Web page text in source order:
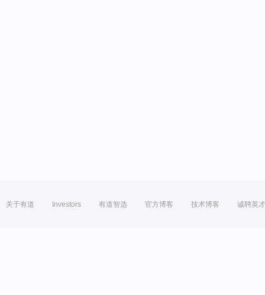
关于有道 Investors 有道智选 官方博客 技术博客 诚聘英才